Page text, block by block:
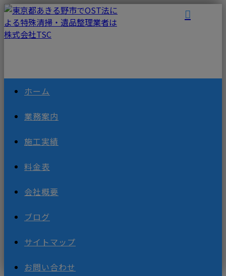
ホーム
業務案内
施工実績
料金表
会社概要
ブログ
サイトマップ
お問い合わせ